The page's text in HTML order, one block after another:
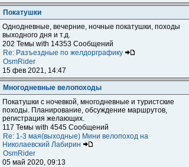
Покатушки
Однодневные, вечерние, ночные покатушки, походы
выходного дня и т.д.
202 Темы with 14353 Сообщений
Re: Разъездные по желдорграфику
OsmRider
15 фев 2021, 14:47
Многодневные велопоходы
Покатушки с ночевкой, многодневные и туристские
походы. Планирование, обсуждение маршрутов,
регистрация желающих.
117 Темы with 4545 Сообщений
Re: 1-3 мая(выходные) Мини велопоход на
Николаевский Лабирин
OsmRider
05 май 2020, 09:13